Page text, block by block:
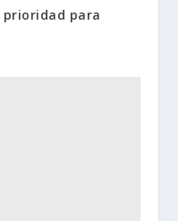
prioridad para